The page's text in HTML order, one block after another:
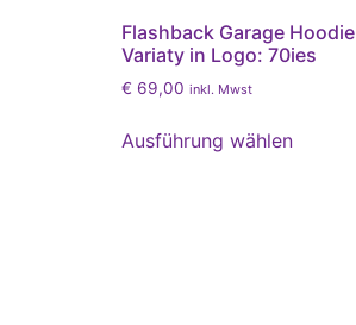
Flashback Garage Hoodie
Variaty in Logo: 70ies
€ 69,00 inkl. Mwst
Ausführung wählen